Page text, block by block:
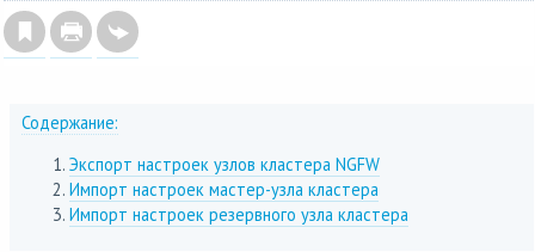
Содержание:
Экспорт настроек узлов кластера NGFW
Импорт настроек мастер-узла кластера
Импорт настроек резервного узла кластера